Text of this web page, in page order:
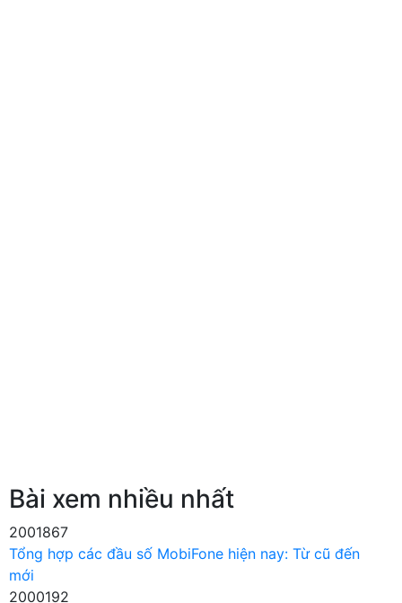
Bài xem nhiều nhất
2001867
Tổng hợp các đầu số MobiFone hiện nay: Từ cũ đến
mới
2000192